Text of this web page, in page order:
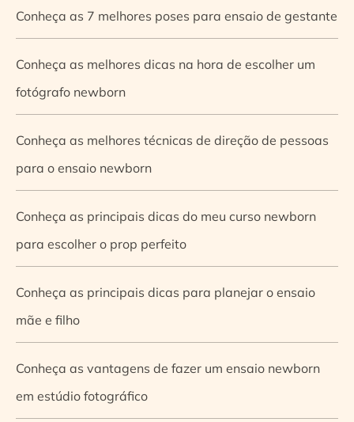
Conheça as 7 melhores poses para ensaio de gestante
Conheça as melhores dicas na hora de escolher um
fotógrafo newborn
Conheça as melhores técnicas de direção de pessoas
para o ensaio newborn
Conheça as principais dicas do meu curso newborn
para escolher o prop perfeito
Conheça as principais dicas para planejar o ensaio
mãe e filho
Conheça as vantagens de fazer um ensaio newborn
em estúdio fotográfico